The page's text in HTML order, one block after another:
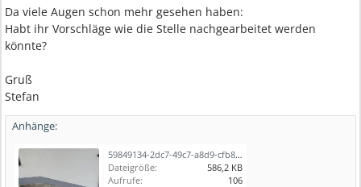
Da viele Augen schon mehr gesehen haben:
Habt ihr Vorschläge wie die Stelle nachgearbeitet werden
könnte?
Gruß
Stefan
Anhänge:
59849134-2dc7-49c7-a8d9-cfb85d8f31ae.jpeg
Dateigröße:
586,2 KB
Aufrufe:
106